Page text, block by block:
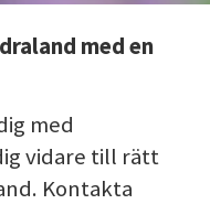
med en
med
vidare till rätt
Kontakta